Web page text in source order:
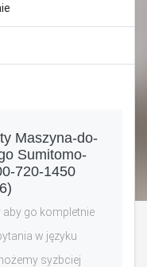
Maszyna-do-
Sumitomo-
720-1450
go kompletnie
w języku
syzbciej